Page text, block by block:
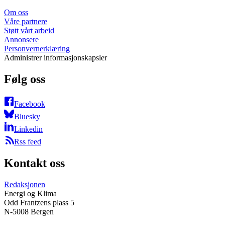
Om oss
Våre partnere
Støtt vårt arbeid
Annonsere
Personvernerklæring
Administrer informasjonskapsler
Følg oss
Facebook
Bluesky
Linkedin
Rss feed
Kontakt oss
Redaksjonen
Energi og Klima
Odd Frantzens plass 5
N-5008 Bergen